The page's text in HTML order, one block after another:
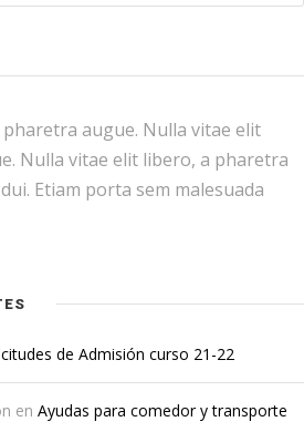
augue. Nulla vitae elit
Nulla vitae elit libero, a pharetra
Etiam porta sem malesuada
de Admisión curso 21-22
enAyudas para comedor y transporte